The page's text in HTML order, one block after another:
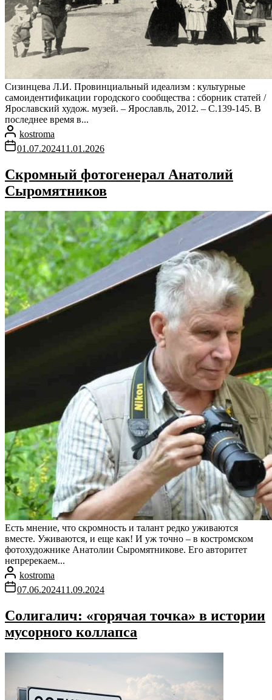
Сизинцева Л.И. Провинциальный идеализм : культурные
самоидентификации городского сообщества : сборник статей /
Ярославский худож. музей. – Ярославль, 2012. – С.139-145. В
последнее время в...
kostroma
01.07.202411.01.2026
Скромный фотогенерал Анатолий
Сыромятников
Есть мнение, что скромность и талант редко уживаются
вместе. Уживаются, и еще как! И уж точно – в костромском
фотохудожнике Анатолии Сыромятникове. Его авторитет
непререкаем...
kostroma
07.06.202411.09.2024
Солигалич: «горячая точка» в истории
мусорного коллапса